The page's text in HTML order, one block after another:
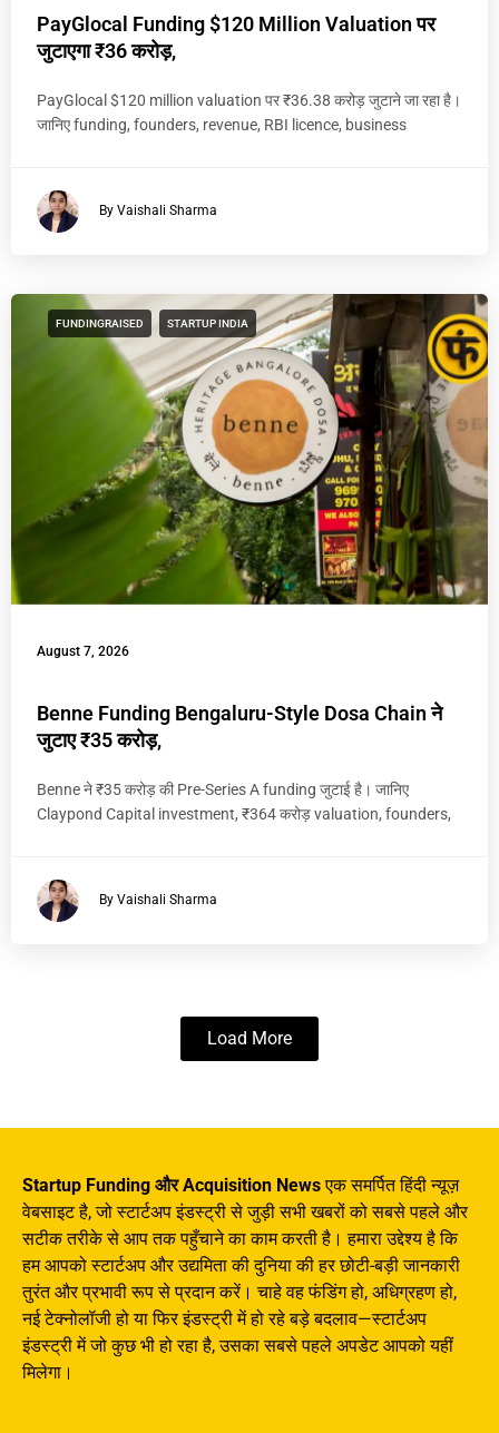
PayGlocal Funding $120 Million Valuation पर
जुटाएगा ₹36 करोड़,
PayGlocal $120 million valuation पर ₹36.38 करोड़ जुटाने जा रहा है।
जानिए funding, founders, revenue, RBI licence, business
By Vaishali Sharma
FUNDINGRAISED STARTUP INDIA
August 7, 2026
Benne Funding Bengaluru-Style Dosa Chain ने
जुटाए ₹35 करोड़,
Benne ने ₹35 करोड़ की Pre-Series A funding जुटाई है। जानिए
Claypond Capital investment, ₹364 करोड़ valuation, founders,
By Vaishali Sharma
Load More
Startup Funding और Acquisition Newsएक समर्पित हिंदी न्यूज़
वेबसाइट है, जो स्टार्टअप इंडस्ट्री से जुड़ी सभी खबरों को सबसे पहले और
सटीक तरीके से आप तक पहुँचाने का काम करती है। हमारा उद्देश्य है कि
हम आपको स्टार्टअप और उद्यमिता की दुनिया की हर छोटी-बड़ी जानकारी
तुरंत और प्रभावी रूप से प्रदान करें। चाहे वह फंडिंग हो, अधिग्रहण हो,
नई टेक्नोलॉजी हो या फिर इंडस्ट्री में हो रहे बड़े बदलाव—स्टार्टअप
इंडस्ट्री में जो कुछ भी हो रहा है, उसका सबसे पहले अपडेट आपको यहीं
मिलेगा।